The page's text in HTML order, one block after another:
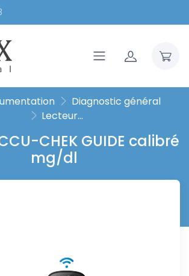
Diagnostic général
Lecteur...
CHEK GUIDE calibré
mg/dl